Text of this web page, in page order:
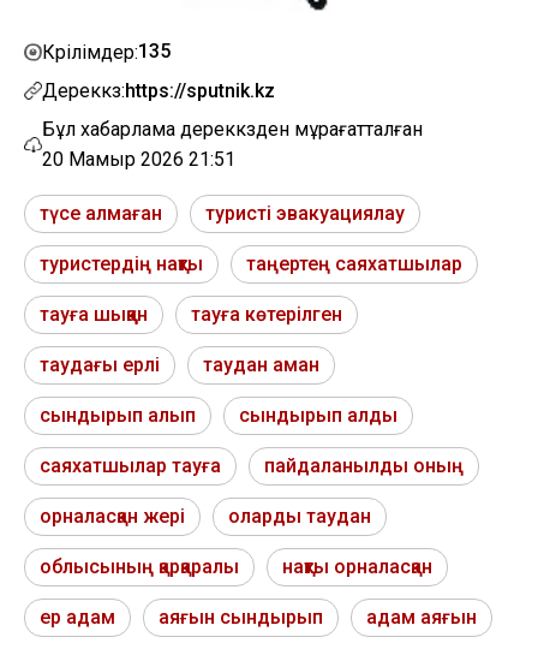
Көрілімдер:135
Дереккөз:https://sputnik.kz
Бұл хабарлама дереккөзден мұрағатталған
20 Мамыр 2026 21:51
түсе алмаған туристі эвакуациялау
туристердің нақты таңертең саяхатшылар
тауға шыққан тауға көтерілген
таудағы ерлі таудан аман
сындырып алып сындырып алды
саяхатшылар тауға пайдаланылды оның
орналасқан жері оларды таудан
облысының қарқаралы нақты орналасқан
ер адам аяғын сындырып адам аяғын